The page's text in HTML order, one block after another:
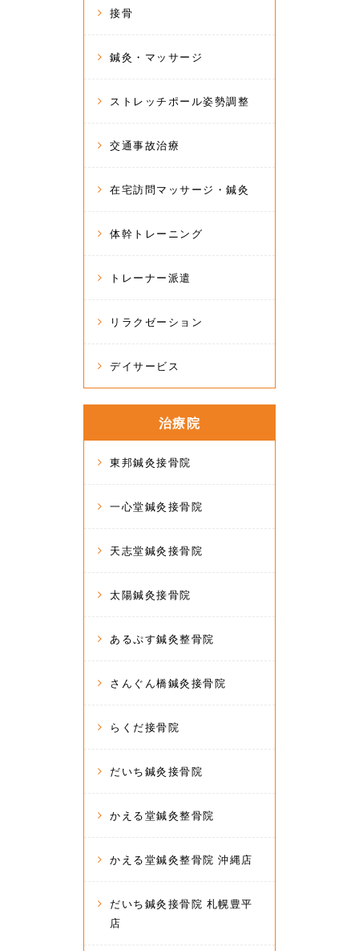
接骨
鍼灸・マッサージ
ストレッチポール姿勢調整
交通事故治療
在宅訪問マッサージ・鍼灸
体幹トレーニング
トレーナー派遣
リラクゼーション
デイサービス
治療院
東邦鍼灸接骨院
一心堂鍼灸接骨院
天志堂鍼灸接骨院
太陽鍼灸接骨院
あるぷす鍼灸整骨院
さんぐん橋鍼灸接骨院
らくだ接骨院
だいち鍼灸接骨院
かえる堂鍼灸整骨院
かえる堂鍼灸整骨院 沖縄店
だいち鍼灸接骨院 札幌豊平
店